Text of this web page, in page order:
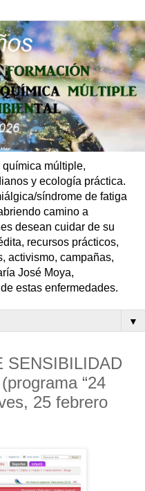
múltiple,
y ecología práctica.
síndrome de fatiga
camino a
desean cuidar de su
recursos prácticos,
activismo, campañas,
José Moya,
estas enfermedades.
▼
SENSIBILIDAD
“24
25 febrero